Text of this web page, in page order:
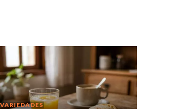
VARIEDADES